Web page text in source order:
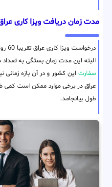
مدت زمان دریافت ویزا کاری
البته این مدت زمان بستگی به
سفارت این کشور و در آن بازه زمانی
عراق در برخی موارد ممکن است کمی
طول بیانجامد.